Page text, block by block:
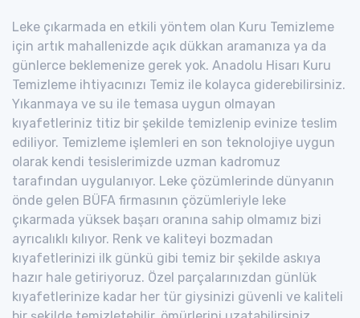
Leke çıkarmada en etkili yöntem olan Kuru Temizleme
için artık mahallenizde açık dükkan aramanıza ya da
günlerce beklemenize gerek yok. Anadolu Hisarı Kuru
Temizleme ihtiyacınızı Temiz ile kolayca giderebilirsiniz.
Yıkanmaya ve su ile temasa uygun olmayan
kıyafetleriniz titiz bir şekilde temizlenip evinize teslim
ediliyor. Temizleme işlemleri en son teknolojiye uygun
olarak kendi tesislerimizde uzman kadromuz
tarafından uygulanıyor. Leke çözümlerinde dünyanın
önde gelen BÜFA firmasının çözümleriyle leke
çıkarmada yüksek başarı oranına sahip olmamız bizi
ayrıcalıklı kılıyor. Renk ve kaliteyi bozmadan
kıyafetlerinizi ilk günkü gibi temiz bir şekilde askıya
hazır hale getiriyoruz. Özel parçalarınızdan günlük
kıyafetlerinize kadar her tür giysinizi güvenli ve kaliteli